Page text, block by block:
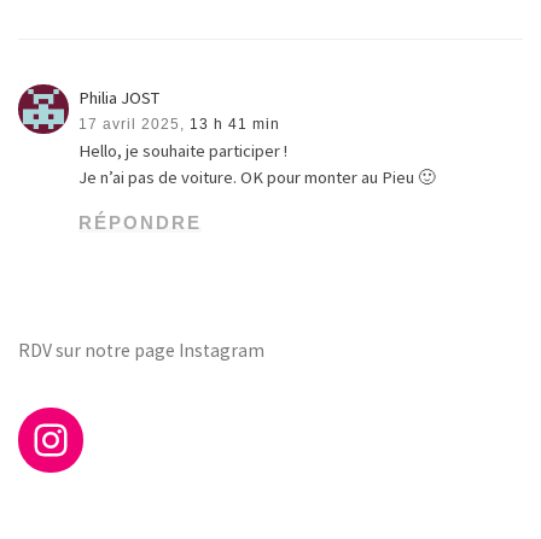
Philia JOST
17 avril 2025, 13 h 41 min
Hello, je souhaite participer !
Je n’ai pas de voiture. OK pour monter au Pieu 🙂
RÉPONDRE
RDV sur notre page Instagram